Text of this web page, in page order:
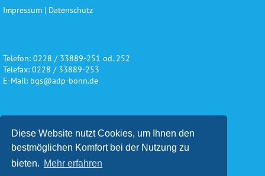
Diese Website nutzt Cookies, um Ihnen den
bestmöglichen Komfort bei der Nutzung zu
bieten. Mehr erfahren
Impressum | Datenschutz
Telefon: 0228 / 33889-251 od. 252
Telefax: 0228 / 33889-253
E-Mail: bgs@adp-bonn.de
Wir danken für die freundliche
Unterstützung und Förderung